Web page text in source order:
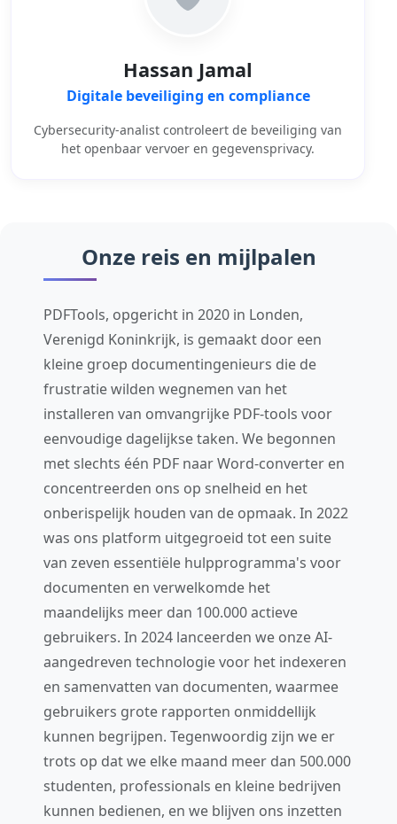
Hassan Jamal
Digitale beveiliging en compliance
Cybersecurity-analist controleert de beveiliging van
het openbaar vervoer en gegevensprivacy.
Onze reis en mijlpalen
PDFTools, opgericht in 2020 in Londen,
Verenigd Koninkrijk, is gemaakt door een
kleine groep documentingenieurs die de
frustratie wilden wegnemen van het
installeren van omvangrijke PDF-tools voor
eenvoudige dagelijkse taken. We begonnen
met slechts één PDF naar Word-converter en
concentreerden ons op snelheid en het
onberispelijk houden van de opmaak. In 2022
was ons platform uitgegroeid tot een suite
van zeven essentiële hulpprogramma's voor
documenten en verwelkomde het
maandelijks meer dan 100.000 actieve
gebruikers. In 2024 lanceerden we onze AI-
aangedreven technologie voor het indexeren
en samenvatten van documenten, waarmee
gebruikers grote rapporten onmiddellijk
kunnen begrijpen. Tegenwoordig zijn we er
trots op dat we elke maand meer dan 500.000
studenten, professionals en kleine bedrijven
kunnen bedienen, en we blijven ons inzetten